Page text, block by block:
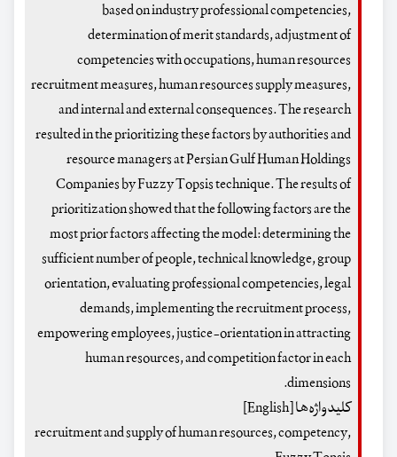
based on industry professional competencies,
determination of merit standards, adjustment of
competencies with occupations, human resources
recruitment measures, human resources supply measures,
and internal and external consequences. The research
resulted in the prioritizing these factors by authorities and
resource managers at Persian Gulf Human Holdings
Companies by Fuzzy Topsis technique. The results of
prioritization showed that the following factors are the
most prior factors affecting the model: determining the
sufficient number of people, technical knowledge, group
orientation, evaluating professional competencies, legal
demands, implementing the recruitment process,
empowering employees, justice-orientation in attracting
human resources, and competition factor in each
dimensions.
کلیدواژه‌ها [English]
recruitment and supply of human resources, competency,